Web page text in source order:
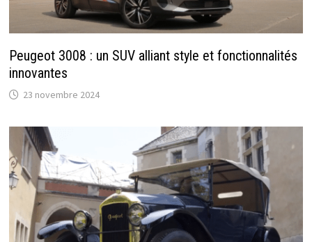
Peugeot 3008 : un SUV alliant style et fonctionnalités
innovantes
23 novembre 2024